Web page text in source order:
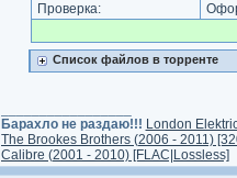
Проверка:
Список файлов в торренте
Барахло не раздаю!!! London
The Brookes Brothers (2006 - 2011)
Calibre (2001 - 2010) [FLAC|Lossless]